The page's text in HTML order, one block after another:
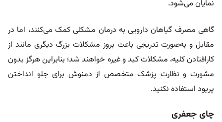
نمایان می‌شود.
گاهی مصرف گیاهان دارویی به درمان مشکلی کمک می‌کنند، اما در
مقابل و به‌صورت تدریجی باعث بروز مشکلات بزرگ دیگری مانند از
کارافتادن کلیه، مشکلات کبد و غیره خواهند شد؛ بنابراین هرگز بدون
مشورت و نظارت پزشک متخصص از دمنوش برای جلو انداختن
پریود استفاده نکنید.
چای جعفری